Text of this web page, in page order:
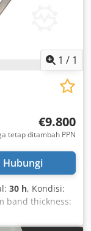
1 / 1
€9.800
tetap ditambah PPN
Hubungi
30 h, Kondisi:
band thickness:
0.05 mm NC
Nbgljgek